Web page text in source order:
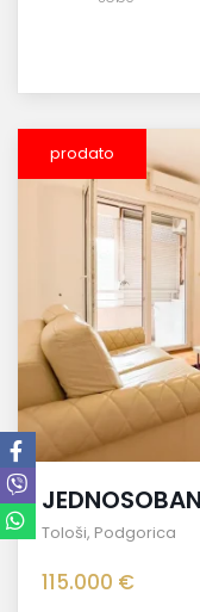
prodato
Tološi, Podgorica
115.000 €